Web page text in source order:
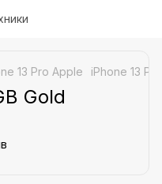
13 Pro Apple iPhone 13
Gold